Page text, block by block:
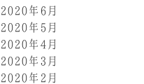
2020年6月
2020年5月
2020年4月
2020年3月
2020年2月